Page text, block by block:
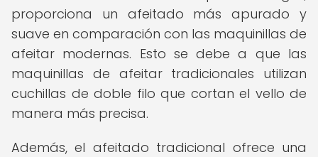
proporciona un afeitado más apurado y
suave en comparación con las maquinillas de
afeitar modernas. Esto se debe a que las
maquinillas de afeitar tradicionales utilizan
cuchillas de doble filo que cortan el vello de
manera más precisa.
Además, el afeitado tradicional ofrece una